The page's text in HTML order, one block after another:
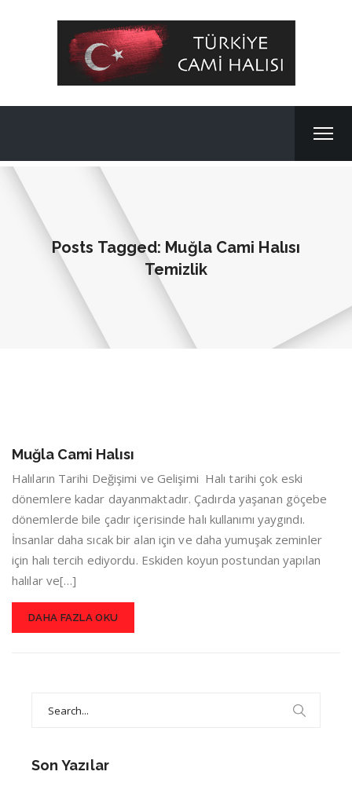
Posts Tagged: Muğla Cami Halısı
Temizlik
Muğla Cami Halısı
Halıların Tarihi Değişimi ve Gelişimi Halı tarihi çok eski
dönemlere kadar dayanmaktadır. Çadırda yaşanan göçebe
dönemlerde bile çadır içerisinde halı kullanımı yaygındı.
İnsanlar daha sıcak bir alan için ve daha yumuşak zeminler
için halı tercih ediyordu. Eskiden koyun postundan yapılan
halılar ve[…]
DAHA FAZLA OKU
Son Yazılar